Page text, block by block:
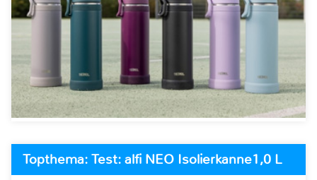
Topthema: Test: alfi NEO Isolierkanne1,0 L